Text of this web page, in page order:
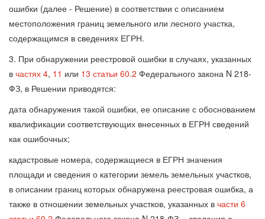
ошибки (далее - Решение) в соответствии с описанием
местоположения границ земельного или лесного участка,
содержащимся в сведениях ЕГРН.
3. При обнаружении реестровой ошибки в случаях, указанных
в частях 4, 11 или 13 статьи 60.2 Федерального закона N 218-
ФЗ, в Решении приводятся:
дата обнаружения такой ошибки, ее описание с обоснованием
квалификации соответствующих внесенных в ЕГРН сведений
как ошибочных;
кадастровые номера, содержащиеся в ЕГРН значения
площади и сведения о категории земель земельных участков,
в описании границ которых обнаружена реестровая ошибка, а
также в отношении земельных участков, указанных в части 6